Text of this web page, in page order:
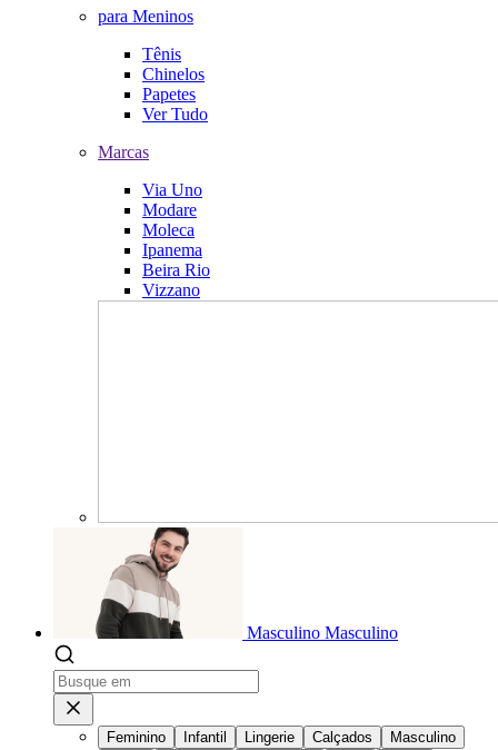
para Meninos
Tênis
Chinelos
Papetes
Ver Tudo
Marcas
Via Uno
Modare
Moleca
Ipanema
Beira Rio
Vizzano
Masculino Masculino
Feminino Infantil Lingerie Calçados
Masculino